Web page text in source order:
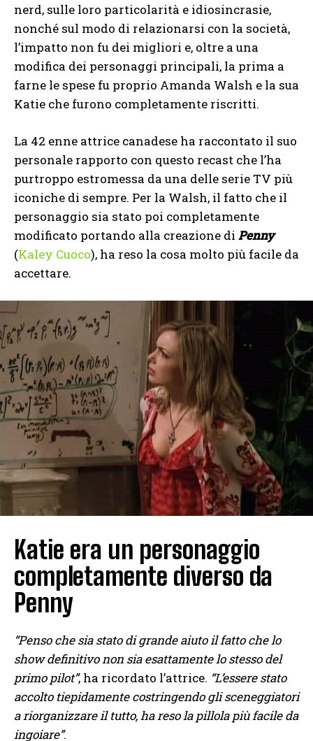
nerd, sulle loro particolarità e idiosincrasie,
nonché sul modo di relazionarsi con la società,
l’impatto non fu dei migliori e, oltre a una
modifica dei personaggi principali, la prima a
farne le spese fu proprio Amanda Walsh e la sua
Katie che furono completamente riscritti.
La 42 enne attrice canadese ha raccontato il suo
personale rapporto con questo recast che l’ha
purtroppo estromessa da una delle serie TV più
iconiche di sempre. Per la Walsh, il fatto che il
personaggio sia stato poi completamente
modificato portando alla creazione di Penny
(Kaley Cuoco), ha reso la cosa molto più facile da
accettare.
Katie era un personaggio
completamente diverso da
Penny
“Penso che sia stato di grande aiuto il fatto che lo
show definitivo non sia esattamente lo stesso del
primo pilot”, ha ricordato l’attrice. “L’essere stato
accolto tiepidamente costringendo gli sceneggiatori
a riorganizzare il tutto, ha reso la pillola più facile da
ingoiare”.